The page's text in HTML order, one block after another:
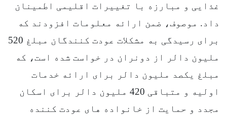
غذایی و مبارزه با تغییرات اقلیمی اطمینان
داد. موصوف، ضمن ارائه معلومات افزودند که
برای رسیدگی به مشکلات عودت کنندگان مبلغ 520
ملیون دالر از دونران در خواست شده است، که
مبلغ یکصد ملیون دالر برای ارائه خدمات
اولیه و متباقی 420 ملیون دالر برای اسکان
مجدد و حمایت از خانواده های عودت کننده